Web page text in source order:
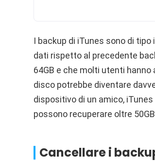
I backup di iTunes sono di
dati rispetto al precedente
64GB e che molti utenti
disco potrebbe diventare
dispositivo di un amico,
possono recuperare oltre
Cancellare i